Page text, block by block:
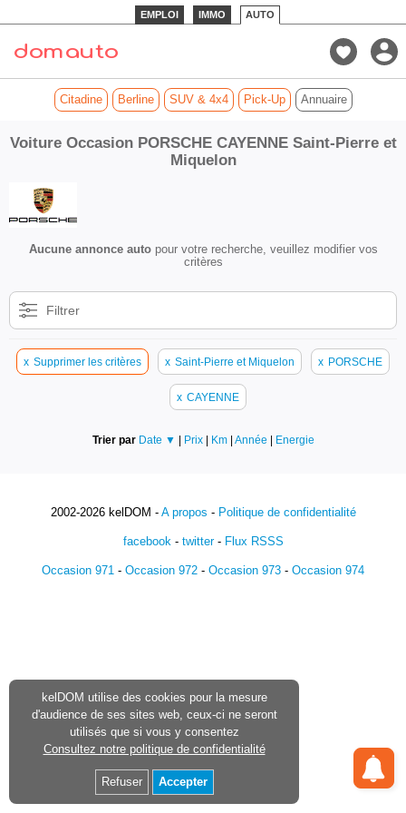
EMPLOI IMMO AUTO
Citadine Berline SUV & 4x4 Pick-Up Annuaire
Voiture Occasion PORSCHE CAYENNE Saint-Pierre et
Miquelon
Aucune annonce autopour votre recherche, veuillez modifier vos
critères
Filtrer
x Supprimer les critères x Saint-Pierre et Miquelon x PORSCHE
x CAYENNE
Trier par Date ▼ | Prix | Km | Année | Energie
2002-2026 kelDOM - A propos - Politique de confidentialité
facebook- twitter- Flux RSSS
Occasion 971 - Occasion 972 - Occasion 973 - Occasion 974
kelDOM utilise des cookies pour la mesure
d'audience de ses sites web, ceux-ci ne seront
utilisés que si vous y consentez
Consultez notre politique de confidentialité
Refuser Accepter